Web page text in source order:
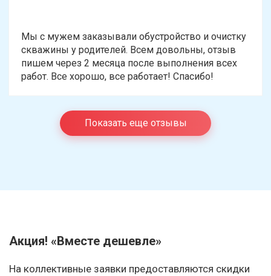
Мы с мужем заказывали обустройство и очистку
скважины у родителей. Всем довольны, отзыв
пишем через 2 месяца после выполнения всех
работ. Все хорошо, все работает! Спасибо!
Показать еще отзывы
Акция! «Вместе дешевле»
На коллективные заявки предоставляются скидки